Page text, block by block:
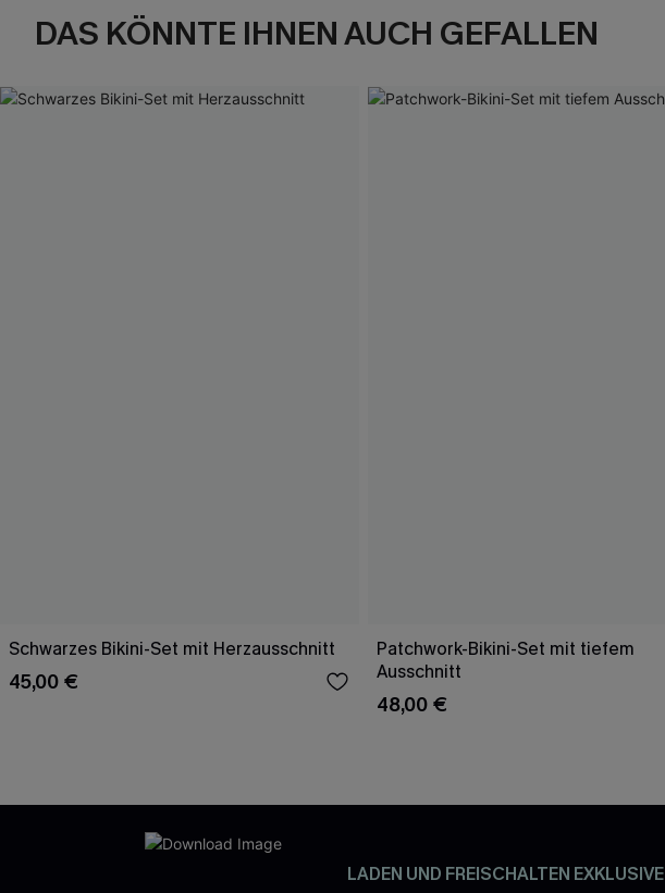
DAS KÖNNTE IHNEN AUCH GEFALLEN
Schwarzes Bikini-Set mit Herzausschnitt
45,00 €
Patchwork-Bikini-Set mit tiefem
Ausschnitt
48,00 €
LADEN UND FREISCHALTEN EXKLUSIVE